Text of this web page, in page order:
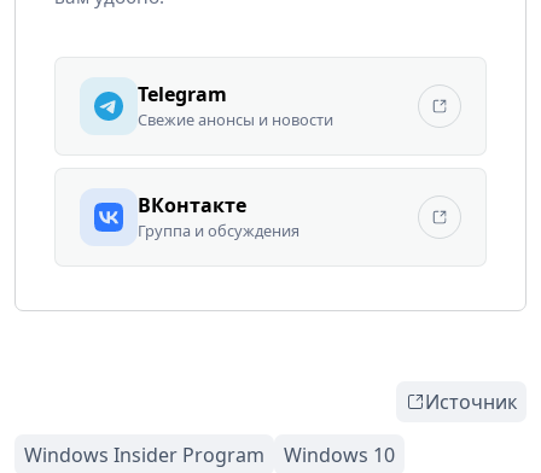
Telegram
Свежие анонсы и новости
ВКонтакте
Группа и обсуждения
Источник